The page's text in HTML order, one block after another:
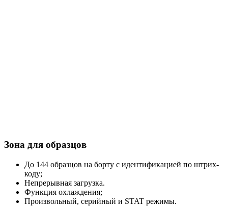
Зона для образцов
До 144 образцов на борту с идентификацией по штрих-
коду;
Непрерывная загрузка.
Функция охлаждения;
Произвольный, серийный и STAT режимы.